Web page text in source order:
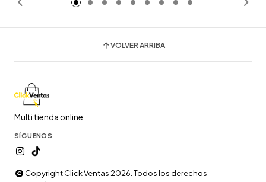
VOLVER ARRIBA
Multi tienda online
SÍGUENOS
Copyright Click Ventas 2026. Todos los derechos